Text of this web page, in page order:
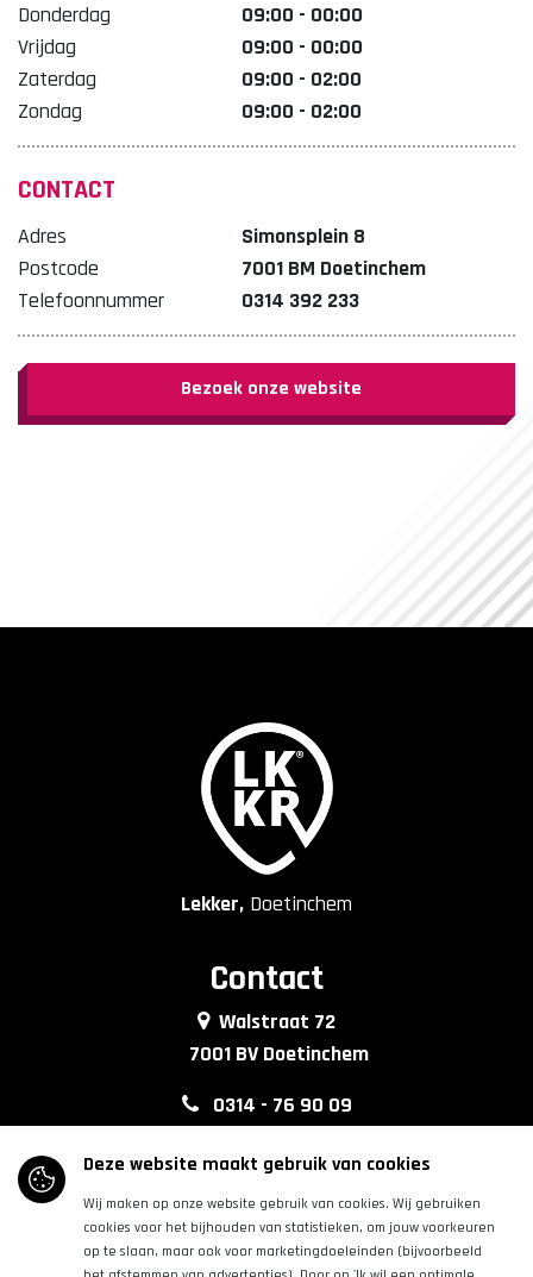
Donderdag
09:00 - 00:00
Vrijdag
09:00 - 00:00
Zaterdag
09:00 - 02:00
Zondag
09:00 - 02:00
CONTACT
Adres
Simonsplein 8
Postcode
7001 BM Doetinchem
Telefoonnummer
0314 392 233
Bezoek onze website
Lekker, Doetinchem
Contact
Walstraat 72
7001 BV Doetinchem
0314 - 76 90 09
info@lkkrdoetinchem.nl
Volg ons
Deze website maakt gebruik van cookies
Wij maken op onze website gebruik van cookies. Wij gebruiken
cookies voor het bijhouden van statistieken, om jouw voorkeuren
op te slaan, maar ook voor marketingdoeleinden (bijvoorbeeld